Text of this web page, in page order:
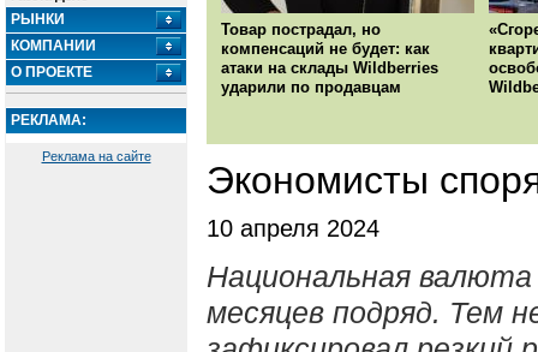
РЫНКИ
КОМПАНИИ
О ПРОЕКТЕ
РЕКЛАМА:
Реклама на сайте
Товар пострадал, но
компенсаций не будет: как
атаки на склады Wildberries
ударили по продавцам
Экономисты
10 апреля 2024
Национальная
месяцев подряд. Тем